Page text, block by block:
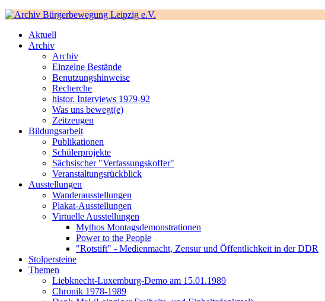
Aktuell
Archiv
Archiv
Einzelne Bestände
Benutzungshinweise
Recherche
histor. Interviews 1979-92
Was uns bewegt(e)
Zeitzeugen
Bildungsarbeit
Publikationen
Schülerprojekte
Sächsischer "Verfassungskoffer"
Veranstaltungsrückblick
Ausstellungen
Wanderausstellungen
Plakat-Ausstellungen
Virtuelle Ausstellungen
Mythos Montagsdemonstrationen
Power to the People
"Rotstift" - Medienmacht, Zensur und Öffentlichkeit in der DDR
Stolpersteine
Themen
Liebknecht-Luxemburg-Demo am 15.01.1989
Chronik 1978-1989